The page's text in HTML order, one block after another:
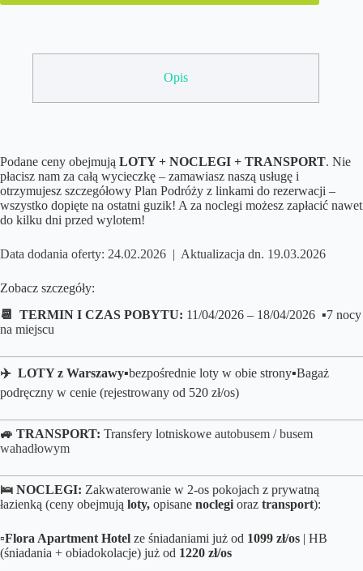
Opis
Podane ceny obejmują LOTY + NOCLEGI + TRANSPORT. Nie
płacisz nam za całą wycieczkę – zamawiasz naszą usługę i
otrzymujesz szczegółowy Plan Podróży z linkami do rezerwacji –
wszystko dopięte na ostatni guzik! A za noclegi możesz zapłacić nawet
do kilku dni przed wylotem!
Data dodania oferty: 24.02.2026 | Aktualizacja dn. 19.03.2026
Zobacz szczegóły:
📆 TERMIN I CZAS POBYTU: 11/04/2026 – 18/04/2026 ▪️7 nocy
na miejscu
✈️ LOTY z Warszawy▪️bezpośrednie loty w obie strony▪️Bagaż
podręczny w cenie (rejestrowany od 520 zł/os)
🚙 TRANSPORT: Transfery lotniskowe autobusem / busem
wahadłowym
🛌 NOCLEGI: Zakwaterowanie w 2-os pokojach z prywatną
łazienką (ceny obejmują loty, opisane noclegi oraz transport):
▫️Flora Apartment Hotel ze śniadaniami już od 1099 zł/os | HB
(śniadania + obiadokolacje) już od 1220 zł/os